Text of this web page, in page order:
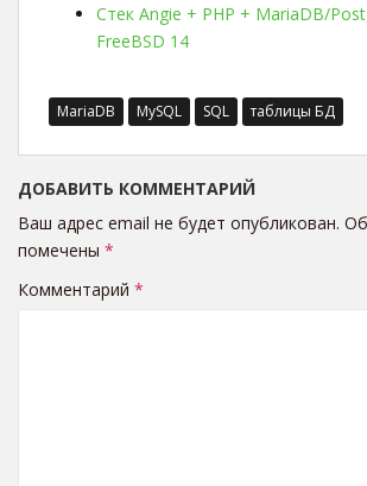
Стек Angie + PHP + MariaDB/
FreeBSD 14
MariaDB MySQL SQL таблицы БД
ДОБАВИТЬ КОММЕНТАРИЙ
Ваш адрес email не будет опубликован.
помечены *
Комментарий *